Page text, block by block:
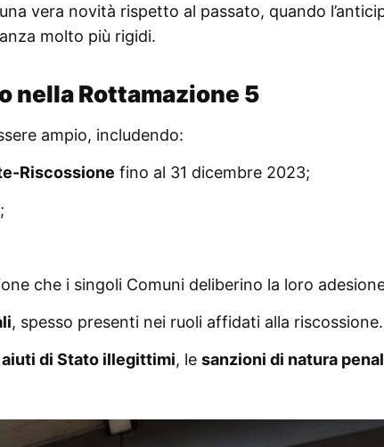
vera novità rispetto al passato, quando
molto più rigidi.
nella Rottamazione 5
ampio, includendo:
Riscossione fino al 31 dicembre 2023;
;
che i singoli Comuni deliberino la loro
, spesso presenti nei ruoli affidati alla riscossione.
aiuti di Stato illegittimi, le sanzioni di natura